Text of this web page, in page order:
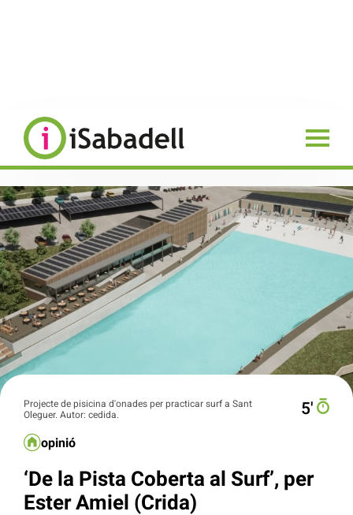
Projecte de pisicina d'onades per practicar surf a Sant
Oleguer. Autor: cedida.
5′
opinió
‘De la Pista Coberta al Surf’, per
Ester Amiel (Crida)